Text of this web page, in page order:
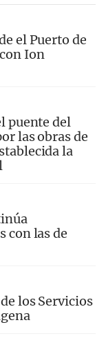
el Puerto de
Ion
puente del
las obras de
la
con las de
los Servicios